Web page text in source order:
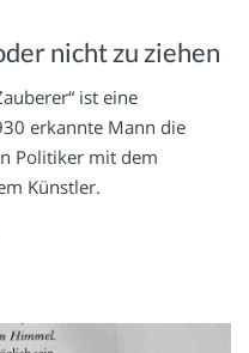
nicht zu ziehen
ist eine
erkannte Mann die
Politiker mit dem
Künstler.